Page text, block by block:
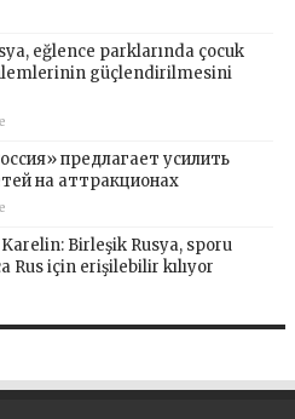
eğlence parklarında çocuk
güçlendirilmesini
предлагает усилить
на аттракционах
Birleşik Rusya, sporu
Rus için erişilebilir kılıyor